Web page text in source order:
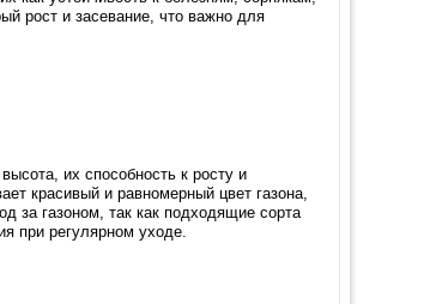
рост и засевание, что важно для
их способность к росту и
красивый и равномерный цвет газона,
за газоном, так как подходящие сорта
при регулярном уходе.